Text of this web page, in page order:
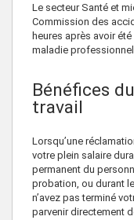
Le secteur Santé et
Commission des
heures après avoir
maladie
Bénéfices
travail
Lorsqu’une
votre plein salaire
permanent du
probation, ou durant
n’avez pas terminé
parvenir directement